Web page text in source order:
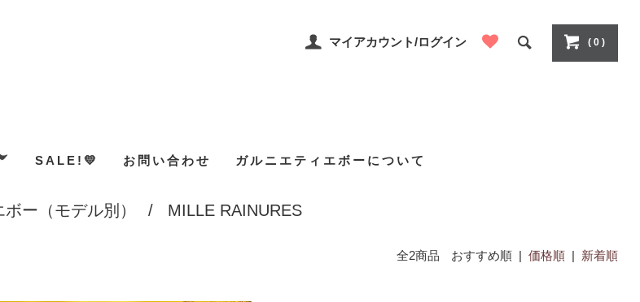
マイアカウント/ログイン ( 0 )
SALE!💛 お問い合わせ ガルニエティエボーについて
ー（モデル別） / MILLE RAINURES
全2商品 おすすめ順 |価格順 | 新着順